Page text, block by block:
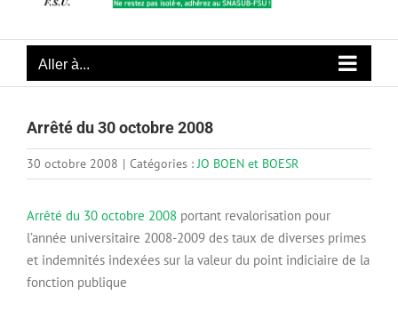
Aller à...
Arrêté du 30 octobre 2008
30 octobre 2008 | Catégories : JO BOEN et BOESR
Arrêté du 30 octobre 2008 portant revalorisation pour
l’année universitaire 2008-2009 des taux de diverses primes
et indemnités indexées sur la valeur du point indiciaire de la
fonction publique